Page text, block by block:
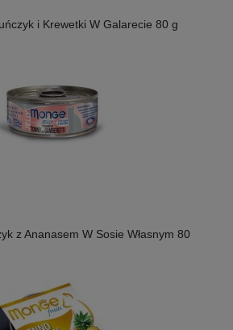
i Krewetki W Galarecie 80 g
z Ananasem W Sosie Własnym 80